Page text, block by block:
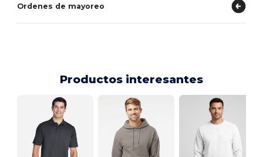
Ordenes de mayoreo
Productos interesantes